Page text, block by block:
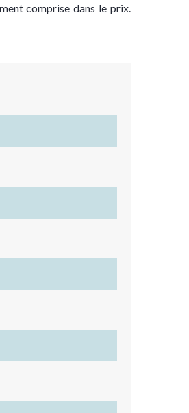
comprise dans le prix.